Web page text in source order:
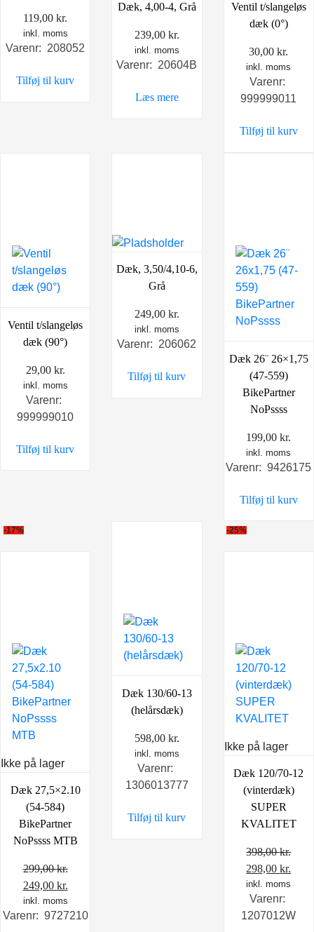
119,00kr.
inkl. moms
Varenr: 208052
Tilføj til kurv
Dæk, 4,00-4, Grå
239,00 kr.
inkl. moms
Varenr: 20604B
Læs mere
Ventil t/slangeløs
dæk (0°)
30,00kr.
inkl. moms
Varenr:
999999011
Tilføj til kurv
Ventil t/slangeløs
dæk (90°)
29,00 kr.
inkl. moms
Varenr:
999999010
Tilføj til kurv
Dæk, 3,50/4,10-6,
Grå
249,00 kr.
inkl. moms
Varenr: 206062
Tilføj til kurv
Dæk 26¨ 26×1,75
(47-559)
BikePartner
NoPssss
199,00kr.
inkl. moms
Varenr: 9426175
Tilføj til kurv
-17%
Ikke på lager
Dæk 27,5×2.10
(54-584)
BikePartner
NoPssss MTB
299,00kr.
Den
oprindelige
pris
249,00 kr.
aktuelle
pris
inkl. moms
Varenr: 9727210
Dæk 130/60-13
(helårsdæk)
598,00 kr.
inkl. moms
Varenr:
1306013777
Tilføj til kurv
-25%
Ikke på lager
Dæk 120/70-12
(vinterdæk)
SUPER
KVALITET
398,00kr.
Den
oprindelige
pris
var:
298,00kr.
er:
inkl. moms
Varenr:
1207012W